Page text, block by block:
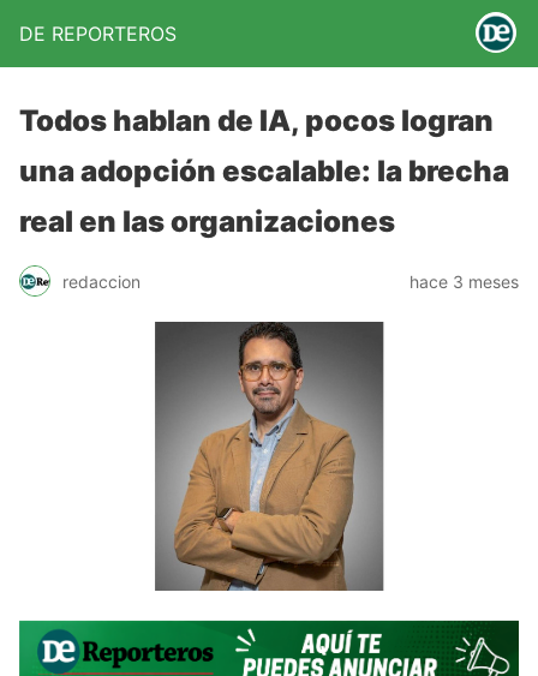
DE REPORTEROS
Todos hablan de IA, pocos logran
una adopción escalable: la brecha
real en las organizaciones
redaccion hace 3 meses